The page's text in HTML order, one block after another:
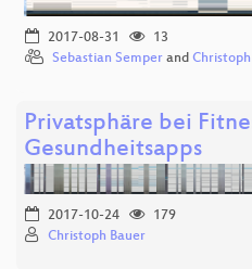
2017-08-31
13
Sebastian Semper and
Privatsphäre bei
Gesundheitsapps
2017-10-24
179
Christoph Bauer